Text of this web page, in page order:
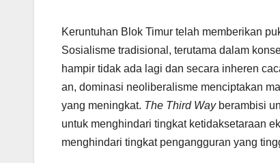
Keruntuhan Blok Timur telah memberikan
Sosialisme tradisional, terutama dalam
hampir tidak ada lagi dan secara inheren
an, dominasi neoliberalisme menciptakan
yang meningkat. The Third Wayberambisi
untuk menghindari tingkat ketidaksetaraan
menghindari tingkat pengangguran yang